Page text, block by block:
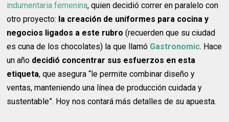
indumentaria femenina, quien decidió correr en paralelo con
otro proyecto: la creación de uniformes para cocina y
negocios ligados a este rubro (recuerden que su ciudad
es cuna de los chocolates) la que llamó Gastronomic. Hace
un año decidió concentrar sus esfuerzos en esta
etiqueta, que asegura “le permite combinar diseño y
ventas, manteniendo una línea de producción cuidada y
sustentable”. Hoy nos contará más detalles de su apuesta.